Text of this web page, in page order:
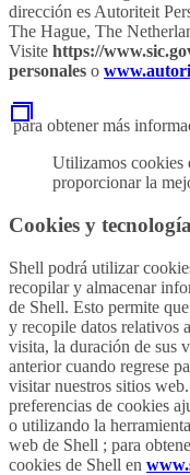
dirección es Autoriteit
The Hague, The
Visite https://
personales o
para obtener más
Utilizamos cookies
proporcionar la
Cookies y
Shell podrá utilizar
recopilar y almacenar
de Shell. Esto permite
y recopile datos relativos
visita, la duración de sus
anterior cuando regrese
visitar nuestros sitios
preferencias de cookies
o utilizando la
web de Shell ; para
cookies de Shell en